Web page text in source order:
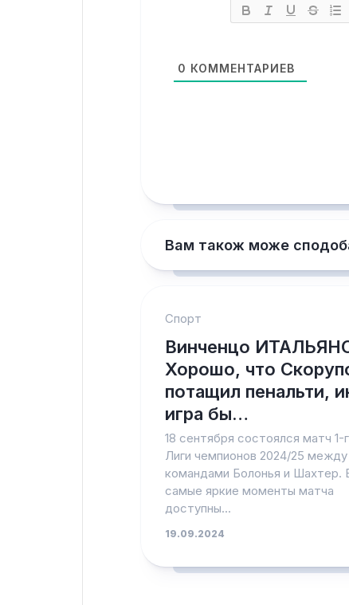
0 КОММЕНТАРИЕВ
Вам також може
Спорт
Винченцо
Хорошо, что
потащил пенальти,
игра бы…
18 сентября состоялся матч 1-
Лиги чемпионов 2024/25 между
командами Болонья и Шахтер.
самые яркие моменты матча
доступны...
19.09.2024